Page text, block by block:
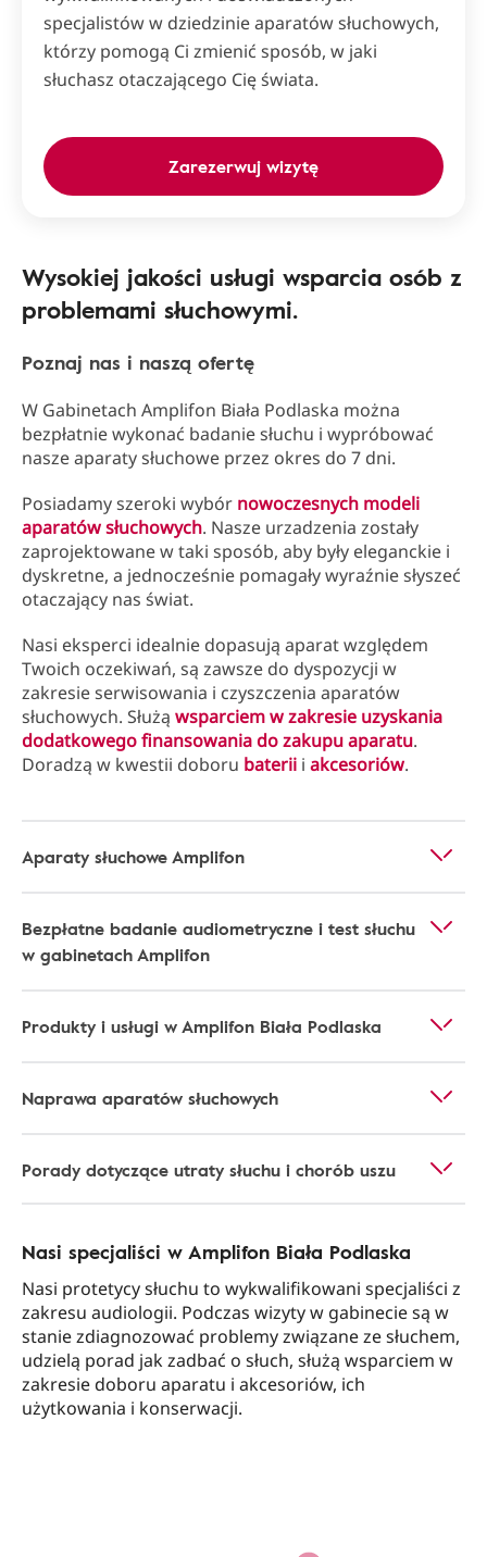
specjalistów w dziedzinie aparatów słuchowych,
którzy pomogą Ci zmienić sposób, w jaki
słuchasz otaczającego Cię świata.
Zarezerwuj wizytę
Wysokiej jakości usługi wsparcia osób z
problemami słuchowymi.
Poznaj nas i naszą ofertę
W Gabinetach Amplifon Biała Podlaska można
bezpłatnie wykonać badanie słuchu i wypróbować
nasze aparaty słuchowe przez okres do 7 dni.
Posiadamy szeroki wybór nowoczesnych modeli
aparatów słuchowych. Nasze urzadzenia zostały
zaprojektowane w taki sposób, aby były eleganckie i
dyskretne, a jednocześnie pomagały wyraźnie słyszeć
otaczający nas świat.
Nasi eksperci idealnie dopasują aparat względem
Twoich oczekiwań, są zawsze do dyspozycji w
zakresie serwisowania i czyszczenia aparatów
słuchowych. Służą wsparciem w zakresie uzyskania
dodatkowego finansowania do zakupu aparatu.
Doradzą w kwestii doboru baterii i akcesoriów.
Aparaty słuchowe Amplifon
Bezpłatne badanie audiometryczne i test słuchu
w gabinetach Amplifon
Produkty i usługi w Amplifon Biała Podlaska
Naprawa aparatów słuchowych
Porady dotyczące utraty słuchu i chorób uszu
Nasi specjaliści w Amplifon Biała Podlaska
Nasi protetycy słuchu to wykwalifikowani specjaliści z
zakresu audiologii. Podczas wizyty w gabinecie są w
stanie zdiagnozować problemy związane ze słuchem,
udzielą porad jak zadbać o słuch, służą wsparciem w
zakresie doboru aparatu i akcesoriów, ich
użytkowania i konserwacji.